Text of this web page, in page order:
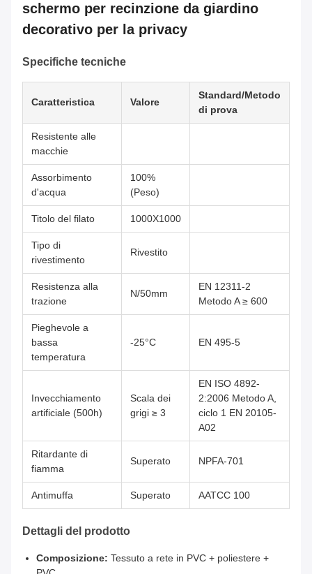
schermo per recinzione da giardino
decorativo per la privacy
Specifiche tecniche
Caratteristica Valore
Standard/Metodo
di prova
Resistente alle
macchie
Assorbimento
d'acqua
100%
(Peso)
Titolo del filato 1000X1000
Tipo di
rivestimento
Rivestito
Resistenza alla
trazione
N/50mm
EN 12311-2
Metodo A ≥ 600
Pieghevole a
bassa
temperatura
-25°C EN 495-5
Invecchiamento
artificiale (500h)
Scala dei
grigi ≥ 3
EN ISO 4892-
2:2006 Metodo A,
ciclo 1 EN 20105-
A02
Ritardante di
fiamma
Superato NPFA-701
Antimuffa Superato AATCC 100
Dettagli del prodotto
Composizione: Tessuto a rete in PVC + poliestere +